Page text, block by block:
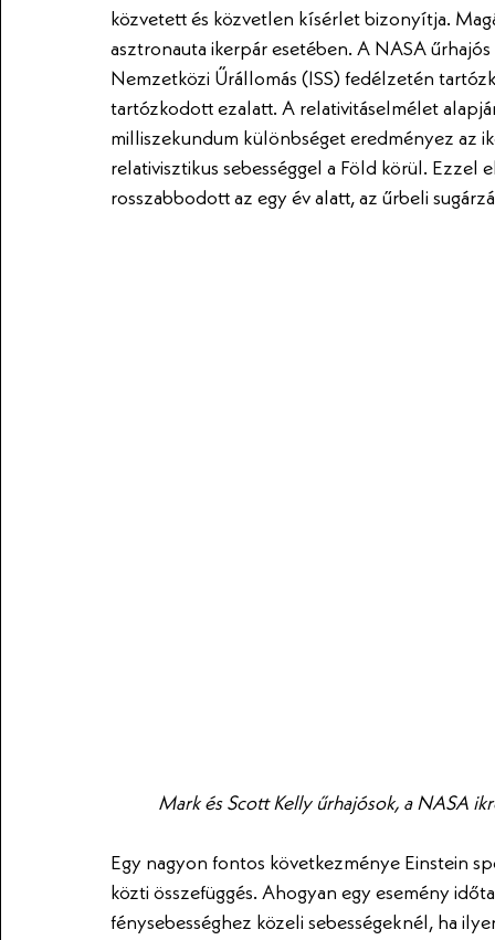
közvetett és közvetlen kísérlet bizonyítja.
asztronauta ikerpár esetében. A NASA
Nemzetközi Űrállomás (ISS) fedélzetén
tartózkodott ezalatt. A relativitáselmélet
milliszekundum különbséget eredményez az
relativisztikus sebességgel a Föld körül.
rosszabbodott az egy év alatt, az űrbeli
Mark és Scott Kelly űrhajósok, a NASA
Egy nagyon fontos következménye Einstein
közti összefüggés. Ahogyan egy esemény
fénysebességhez közeli sebességeknél, ha